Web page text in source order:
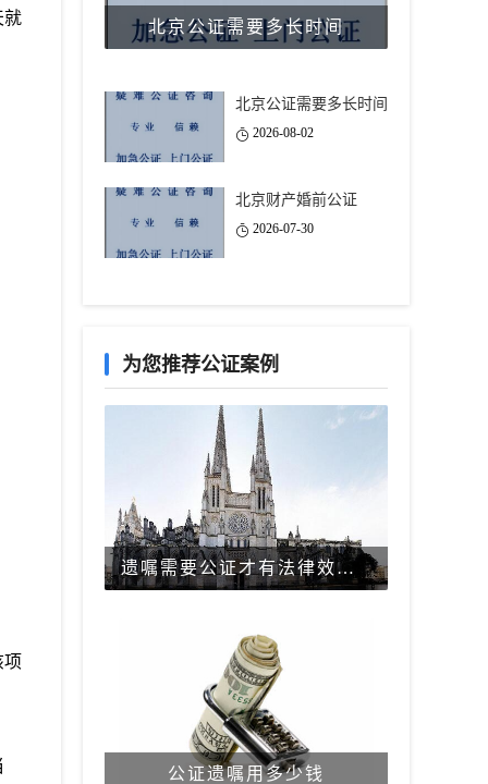
就
北京公证需要多长时间
北京公证需要多长时间
2026-08-02
北京财产婚前公证
2026-07-30
为您推荐公证案例
遗嘱需要公证才有法律效力吗？
公证遗嘱用多少钱